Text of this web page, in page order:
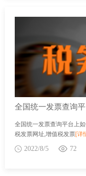
全国统一发票查询
全国统一发票查询平台上
税发票网址,增值税发票[详
2022/8/5 72